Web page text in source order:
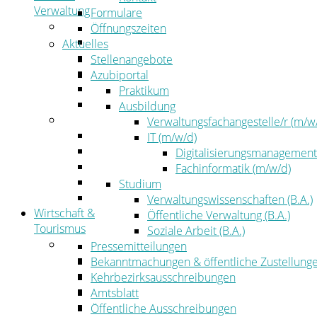
Verwaltung
Politik
Kreistag
Kreistagsinformationssystem
Bürgerinformationssystem
Wahlen
Leitbild
Der Landrat
Kommunalaufsicht
Zahlen, Daten, Fakten
Wirtschaft &
Tourismus
Wirtschaft
Wirtschaftsförderung
Gewerbeflächen und Unternehmen
Arbeitgeberservice
Mobilfunk & Breitband
Formulare
Öffnungszeiten
Aktuelles
Stellenangebote
Azubiportal
Praktikum
Ausbildung
Verwaltungsfachangestelle/r (m/
IT (m/w/d)
Fachinformatik (m/w/d)
Studium
Verwaltungswissenschaften (B.A.)
Öffentliche Verwaltung (B.A.)
Soziale Arbeit (B.A.)
Pressemitteilungen
Bekanntmachungen & öffentliche
Kehrbezirksausschreibungen
Amtsblatt
Öffentliche Ausschreibungen